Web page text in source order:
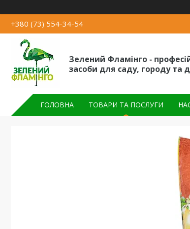
+380 (73) 554-34-54
Зелений Фламінго -
засоби для саду, городу та
ГОЛОВНА ТОВАРИ ТА ПОСЛУГИ